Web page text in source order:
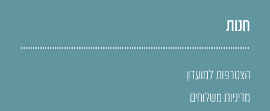
חנות
הצטרפות למועדון
מדיניות משלוחים